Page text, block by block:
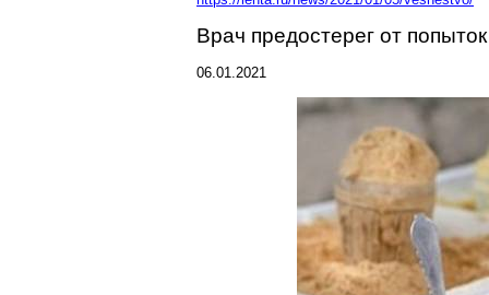
Врач предостерег от
06.01.2021